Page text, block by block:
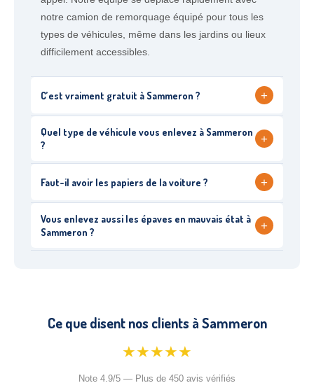
notre camion de remorquage équipé pour tous les
types de véhicules, même dans les jardins ou lieux
difficilement accessibles.
C’est vraiment gratuit à Sammeron ? +
Quel type de véhicule vous enlevez à Sammeron
?
+
Faut-il avoir les papiers de la voiture ? +
Vous enlevez aussi les épaves en mauvais état à
Sammeron ?
+
Ce que disent nos clients à Sammeron
★★★★★
Note 4.9/5 — Plus de 450 avis vérifiés